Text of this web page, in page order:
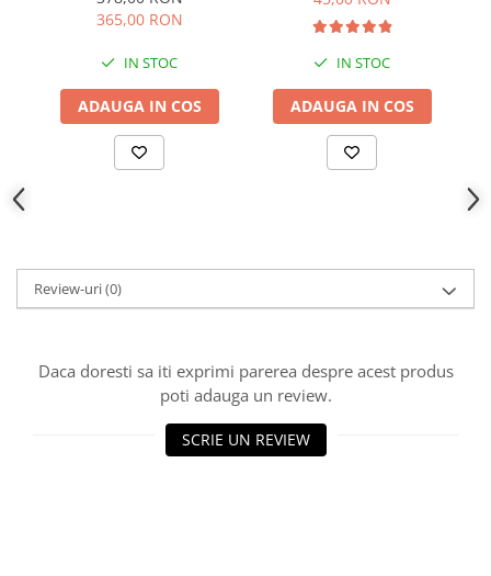
365,00 RON
IN STOC
ADAUGA IN COS
IN STOC
ADAUGA IN COS
Review-uri(0)
Daca doresti sa iti exprimi parerea despre acest produs
poti adauga un review.
SCRIE UN REVIEW